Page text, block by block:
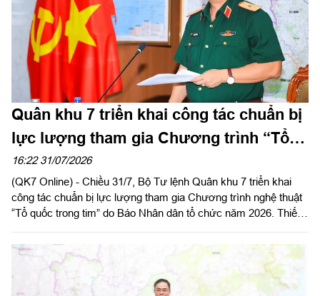
Quân khu 7 triển khai công tác chuẩn bị
lực lượng tham gia Chương trình “Tổ
quốc trong tim”
16:22 31/07/2026
(QK7 Online) - Chiều 31/7, Bộ Tư lệnh Quân khu 7 triển khai
công tác chuẩn bị lực lượng tham gia Chương trình nghệ thuật
“Tổ quốc trong tim” do Báo Nhân dân tổ chức năm 2026. Thiếu
khu chủ trì.